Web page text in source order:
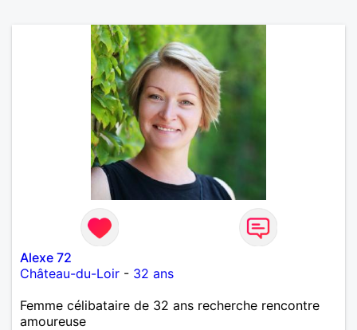
Alexe 72
Château-du-Loir - 32 ans
Femme célibataire de 32 ans recherche rencontre
amoureuse